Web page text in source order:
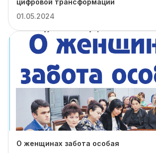
цифровой трансформации
01.05.2024
О женщинах забота особая